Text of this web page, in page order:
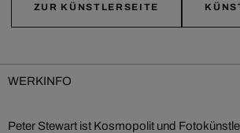
ZUR KÜNSTLERSEITE
WERKINFO
Peter Stewart ist Kosmopolit und